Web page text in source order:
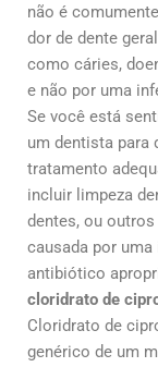
não é
dor de dente
como cáries,
e não por uma
Se você está
um dentista para
tratamento
incluir limpeza
dentes, ou
causada por
antibiótico
cloridrato de
Cloridrato de
genérico de um